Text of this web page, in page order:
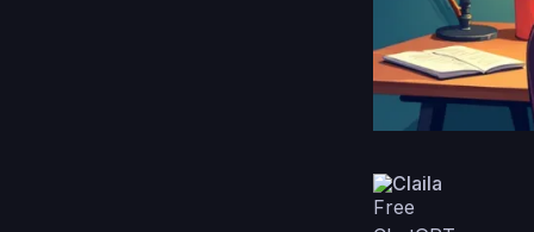
Claila